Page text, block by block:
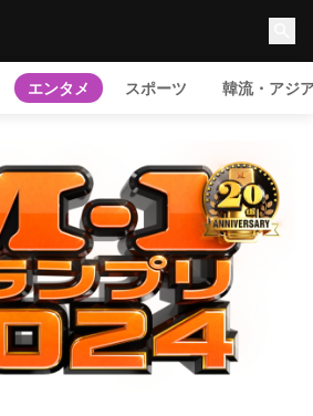
エンタメ スポーツ 韓流・アジ